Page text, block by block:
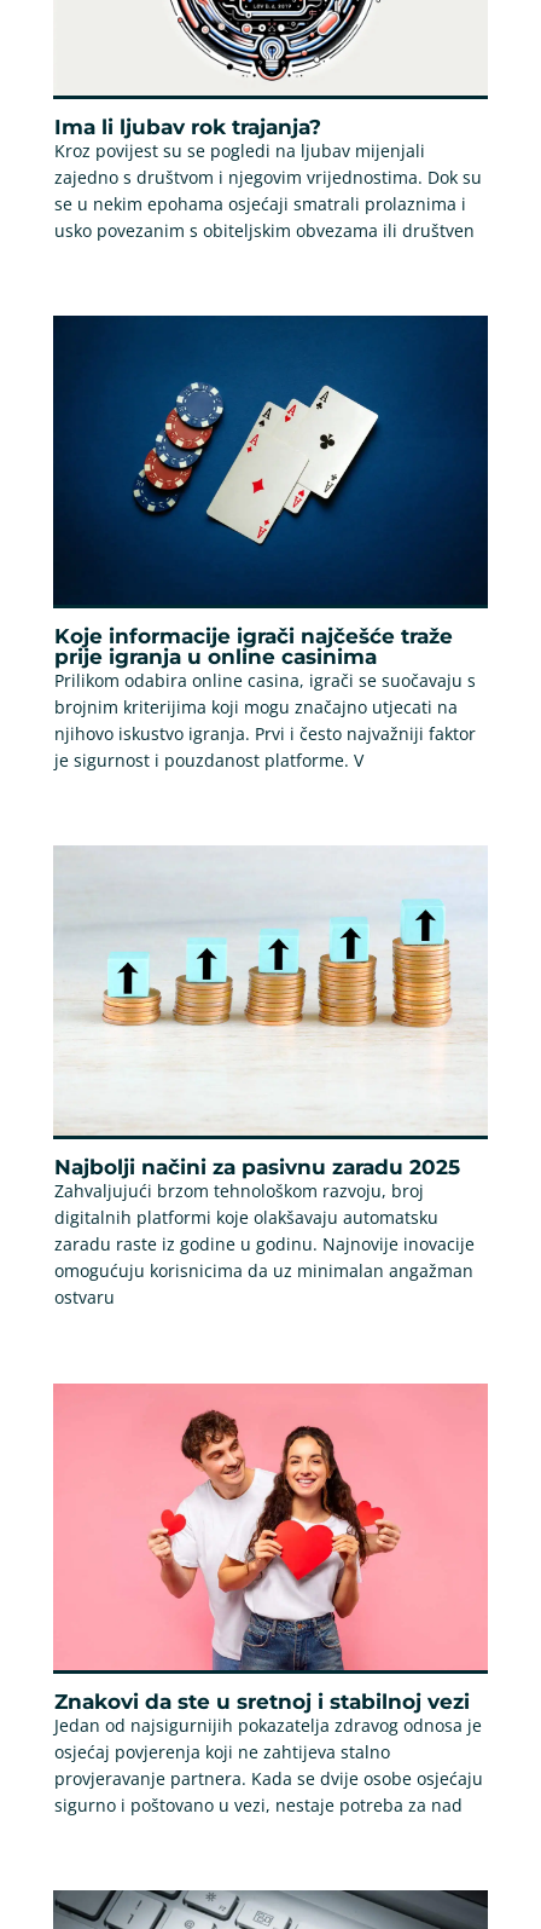
Ima li ljubav rok trajanja?
Kroz povijest su se pogledi na ljubav mijenjali
zajedno s društvom i njegovim vrijednostima. Dok su
se u nekim epohama osjećaji smatrali prolaznima i
usko povezanim s obiteljskim obvezama ili društven
Koje informacije igrači najčešće traže
prije igranja u online casinima
Prilikom odabira online casina, igrači se suočavaju s
brojnim kriterijima koji mogu značajno utjecati na
njihovo iskustvo igranja. Prvi i često najvažniji faktor
je sigurnost i pouzdanost platforme. V
Najbolji načini za pasivnu zaradu 2025
Zahvaljujući brzom tehnološkom razvoju, broj
digitalnih platformi koje olakšavaju automatsku
zaradu raste iz godine u godinu. Najnovije inovacije
omogućuju korisnicima da uz minimalan angažman
ostvaru
Znakovi da ste u sretnoj i stabilnoj vezi
Jedan od najsigurnijih pokazatelja zdravog odnosa je
osjećaj povjerenja koji ne zahtijeva stalno
provjeravanje partnera. Kada se dvije osobe osjećaju
sigurno i poštovano u vezi, nestaje potreba za nad